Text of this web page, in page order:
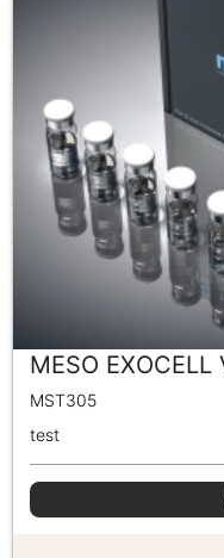
MESO
MST305
test